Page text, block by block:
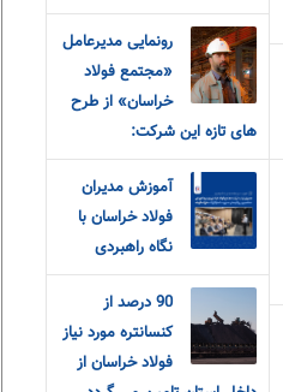
رونمایی مدیرعامل
«مجتمع فولاد
خراسان» از طرح
های تازه این شرکت:
آموزش مدیران
فولاد خراسان با
نگاه راهبردی
90 درصد از
کنسانتره مورد نیاز
فولاد خراسان از